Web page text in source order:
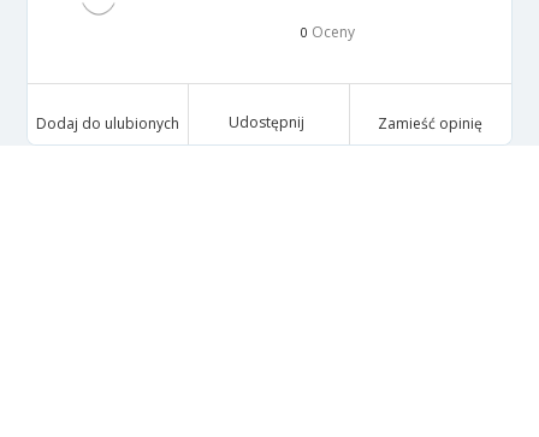
0 Oceny
Dodaj do ulubionych Udostępnij Zamieść opinię